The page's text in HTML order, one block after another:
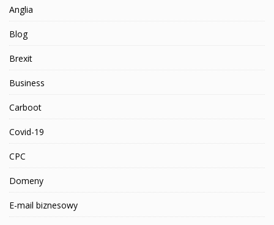
Anglia
Blog
Brexit
Business
Carboot
Covid-19
CPC
Domeny
E-mail biznesowy